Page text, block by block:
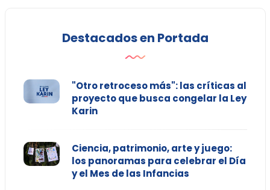
Destacados en Portada
"Otro retroceso más": las críticas al
proyecto que busca congelar la Ley
Karin
Ciencia, patrimonio, arte y juego:
los panoramas para celebrar el Día
y el Mes de las Infancias